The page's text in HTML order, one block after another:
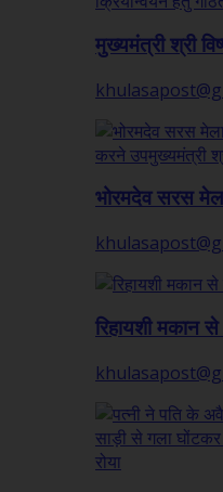
मुख्यमंत्री श्री
भोरमदेव सरस
रिहायशी मकान से